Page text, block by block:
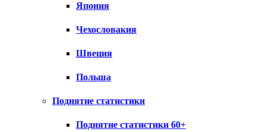
Япония
Чехословакия
Швеция
Польша
Поднятие статистики
Поднятие статистики 60+